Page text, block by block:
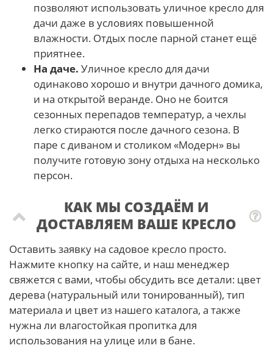
позволяют использовать уличное кресло для
дачи даже в условиях повышенной
влажности. Отдых после парной станет ещё
приятнее.
На даче. Уличное кресло для дачи
одинаково хорошо и внутри дачного домика,
и на открытой веранде. Оно не боится
сезонных перепадов температур, а чехлы
легко стираются после дачного сезона. В
паре с диваном и столиком «Модерн» вы
получите готовую зону отдыха на несколько
персон.
КАК МЫ СОЗДАЁМ И
ДОСТАВЛЯЕМ ВАШЕ КРЕСЛО
Оставить заявку на садовое кресло просто.
Нажмите кнопку на сайте, и наш менеджер
свяжется с вами, чтобы обсудить все детали: цвет
дерева (натуральный или тонированный), тип
материала и цвет из нашего каталога, а также
нужна ли влагостойкая пропитка для
использования на улице или в бане.